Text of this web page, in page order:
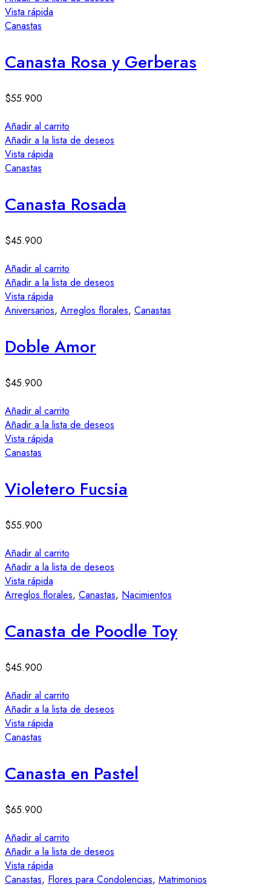
Vista rápida
Canastas
Canasta Rosa y Gerberas
$55.900
Añadir al carrito
Añadir a la lista de deseos
Vista rápida
Canastas
Canasta Rosada
$45.900
Añadir al carrito
Añadir a la lista de deseos
Vista rápida
Aniversarios, Arreglos florales, Canastas
Doble Amor
$45.900
Añadir al carrito
Añadir a la lista de deseos
Vista rápida
Canastas
Violetero Fucsia
$55.900
Añadir al carrito
Añadir a la lista de deseos
Vista rápida
Arreglos florales, Canastas, Nacimientos
Canasta de Poodle Toy
$45.900
Añadir al carrito
Añadir a la lista de deseos
Vista rápida
Canastas
Canasta en Pastel
$65.900
Añadir al carrito
Añadir a la lista de deseos
Vista rápida
Canastas, Flores para Condolencias, Matrimonios